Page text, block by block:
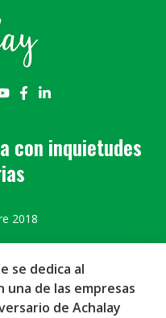
con inquietudes
2018
se dedica al
de las empresas
de Achalay